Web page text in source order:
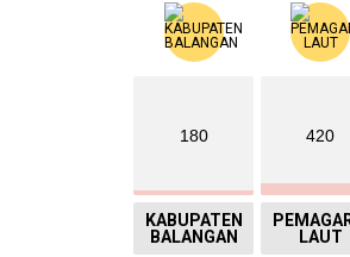
180
KABUPATEN
BALANGAN
420
LAUT